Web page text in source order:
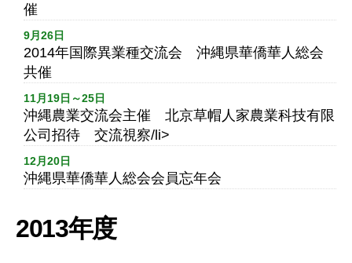
催
9月26日
2014年国際異業種交流会 沖縄県華僑華人総会
共催
11月19日～25日
沖縄農業交流会主催 北京草帽人家農業科技有限
公司招待 交流視察/li>
12月20日
沖縄県華僑華人総会会員忘年会
2013年度